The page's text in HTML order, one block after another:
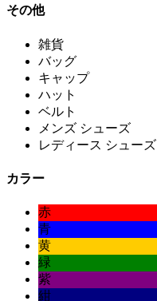
その他
雑貨
バッグ
キャップ
ハット
ベルト
メンズ シューズ
レディース シューズ
カラー
赤
青
黄
緑
紫
紺